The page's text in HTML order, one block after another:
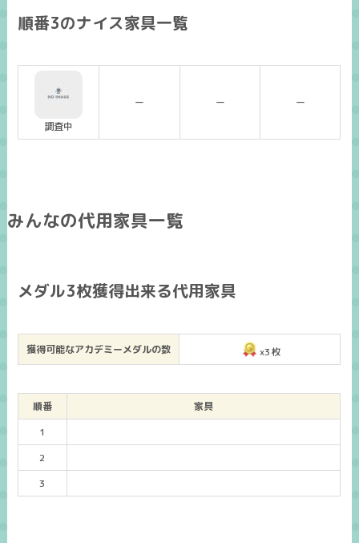
順番3のナイス家具一覧
調査中
ー ー ー
みんなの代用家具一覧
メダル3枚獲得出来る代用家具
獲得可能なアカデミーメダルの数 x3枚
順番
家具
1
2
3